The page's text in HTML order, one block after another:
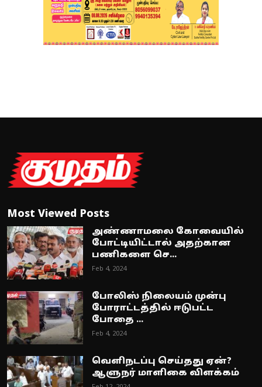
Most Viewed Posts
அண்ணாமலை கோவையில்
போட்டியிட்டால் அதற்கான
பணிகளை செ...
Feb 4, 2024
போலிஸ் நிலையம் முன்பு
போராட்டத்தில் ஈடுபட்ட
போதை ...
Feb 4, 2024
வெளிநடப்பு செய்தது ஏன்?
ஆளுநர் மாளிகை விளக்கம்